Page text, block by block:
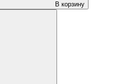
В корзину